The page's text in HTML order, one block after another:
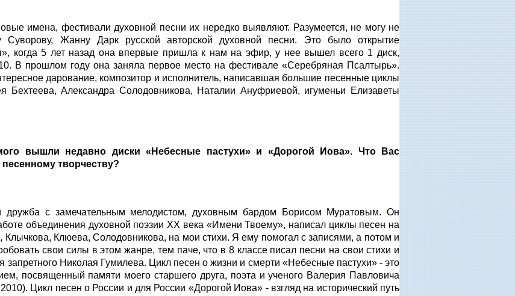
имена, фестивали духовной песни их нередко выявляют. Разумеется, не могу не
Суворову, Жанну Дарк русской авторской духовной песни. Это было открытие
когда 5 лет назад она впервые пришла к нам на эфир, у нее вышел всего 1 диск,
В прошлом году она заняла первое место на фестивале «Серебряная Псалтырь».
дарование, композитор и исполнитель, написавшая большие песенные циклы
Бехтеева, Александра Солодовникова, Наталии Ануфриевой, игуменьи Елизаветы
вышли недавно диски «Небесные пастухи» и «Дорогой Иова». Что Вас
песенному творчеству?
дружба с замечательным мелодистом, духовным бардом Борисом Муратовым. Он
объединения духовной поэзии ХХ века «Имени Твоему», написал циклы песен на
Клычкова, Клюева, Солодовникова, на мои стихи. Я ему помогал с записями, а потом и
свои силы в этом жанре, тем паче, что в 8 классе писал песни на свои стихи и
запретного Николая Гумилева. Цикл песен о жизни и смерти «Небесные пастухи» - это
посвященный памяти моего старшего друга, поэта и ученого Валерия Павловича
Цикл песен о России и для России «Дорогой Иова» - взгляд на исторический путь